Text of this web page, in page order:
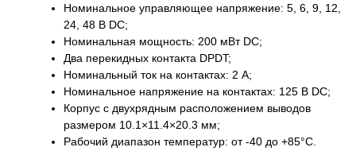
Номинальное управляющее напряжение: 5, 6, 9, 12,
24, 48 В DC;
Номинальная мощность: 200 мВт DC;
Два перекидных контакта DPDT;
Номинальный ток на контактах: 2 А;
Номинальное напряжение на контактах: 125 В DC;
Корпус с двухрядным расположением выводов
размером 10.1×11.4×20.3 мм;
Рабочий диапазон температур: от -40 до +85°С.